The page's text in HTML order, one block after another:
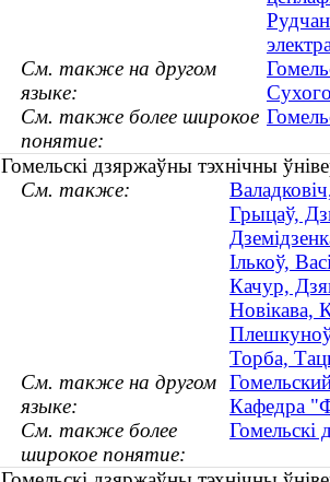
См. также на другом
языке:
См. также более широкое
понятие:
Гомельскі дзяржаўны тэхнічны
См. также:
Грыцаў,
Ількоў,
Качур,
Новікава,
Торба,
См. также на другом
языке:
Кафедра
См. также более
широкое понятие:
Гомельскі